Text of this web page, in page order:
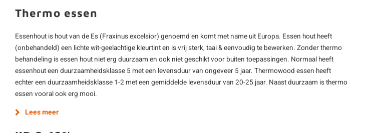
Thermo essen
Essenhout is hout van de Es (Fraxinus excelsior) genoemd en komt met name uit Europa. Essen hout heeft
(onbehandeld) een lichte wit-geelachtige kleurtint en is vrij sterk, taai & eenvoudig te bewerken. Zonder thermo
behandeling is essen hout niet erg duurzaam en ook niet geschikt voor buiten toepassingen. Normaal heeft
essenhout een duurzaamheidsklasse 5 met een levensduur van ongeveer 5 jaar. Thermowood essen heeft
echter een duurzaamheidsklasse 1-2 met een gemiddelde levensduur van 20-25 jaar. Naast duurzaam is thermo
essen vooral ook erg mooi.
Lees meer